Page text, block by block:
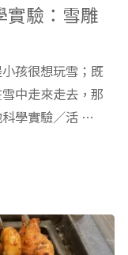
實驗：雪雕
孩很想玩雪；既
中走來走去，那
科學實驗／活 …